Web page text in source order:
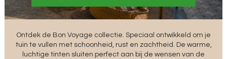
Ontdek de Bon Voyage collectie. Speciaal ontwikkeld om je
tuin te vullen met schoonheid, rust en zachtheid. De warme,
luchtige tinten sluiten perfect aan bij de wensen van de